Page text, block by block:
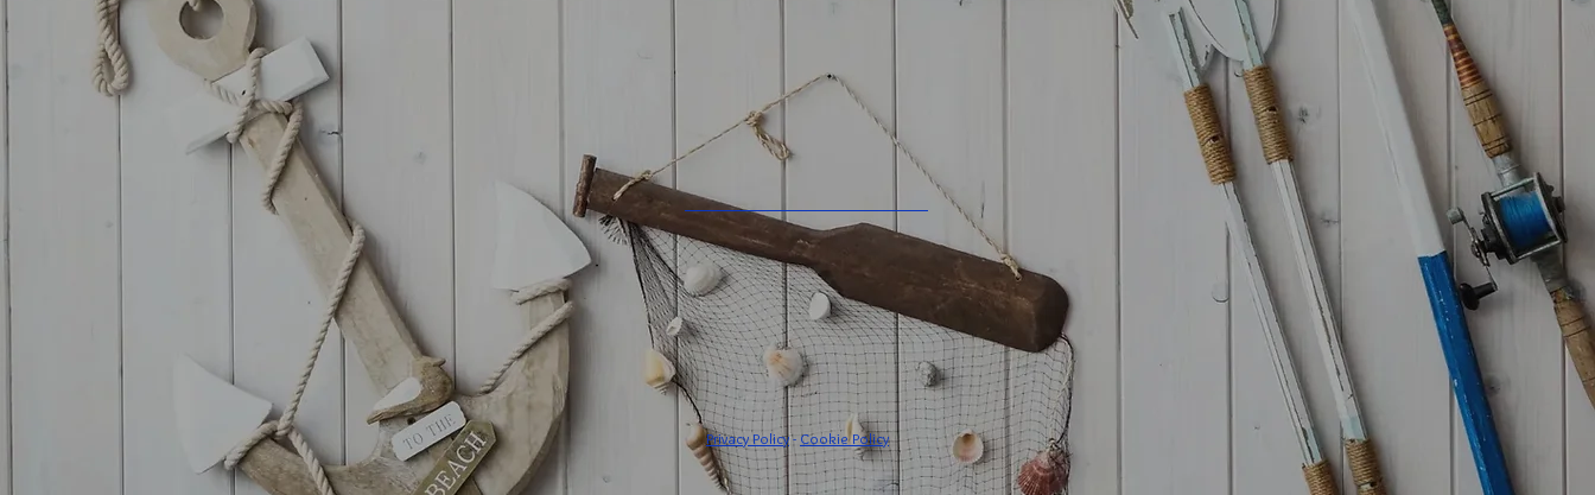
Privacy Policy- Cookie Policy